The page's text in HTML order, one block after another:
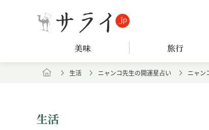
美味 旅行
生活 ニャンコ先生の開運星占い ニャン
生活